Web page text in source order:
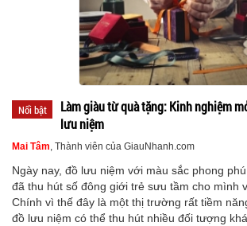
Nổi bật
Làm giàu từ quà tặng: Kinh nghiệm
lưu niệm
Mai Tâm, Thành viên của GiauNhanh.com
Ngày nay, đồ lưu niệm với màu sắc phong
đã thu hút số đông giới trẻ sưu tầm cho mình
Chính vì thế đây là một thị trường rất tiềm
đồ lưu niệm có thể thu hút nhiều đối tượng